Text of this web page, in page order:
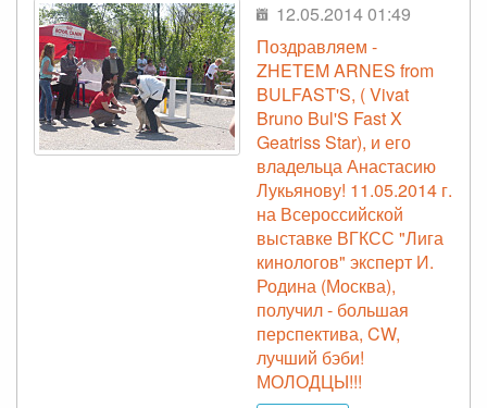
12.05.2014 01:49
Поздравляем -
ZHETEM ARNES from
BULFAST'S, ( Vivat
Bruno Bul'S Fast X
Geatriss Star), и его
владельца Анастасию
Лукьянову! 11.05.2014 г.
на Всероссийской
выставке ВГКСС "Лига
кинологов" эксперт И.
Родина (Москва),
получил - большая
перспектива, CW,
лучший бэби!
МОЛОДЦЫ!!!